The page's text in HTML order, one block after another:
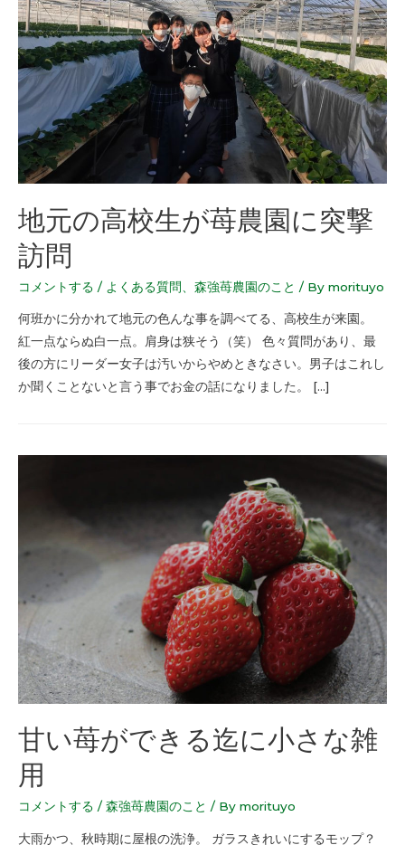
地元の高校生が苺農園に突撃
訪問
コメントする / よくある質問 森強苺農園のこと / By morituyo
何班かに分かれて地元の色んな事を調べてる、高校生が来園。
紅一点ならぬ白一点。肩身は狭そう（笑） 色々質問があり、最
後の方にリーダー女子は汚いからやめときなさい。男子はこれし
か聞くことないと言う事でお金の話になりました。 […]
甘い苺ができる迄に小さな雑
用
コメントする / 森強苺農園のこと / By morituyo
大雨かつ、秋時期に屋根の洗浄。 ガラスきれいにするモップ？